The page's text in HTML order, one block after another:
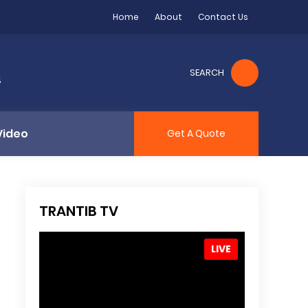
Home About Contact Us
SEARCH
Get A Quote
TRANTIB TV
LIVE